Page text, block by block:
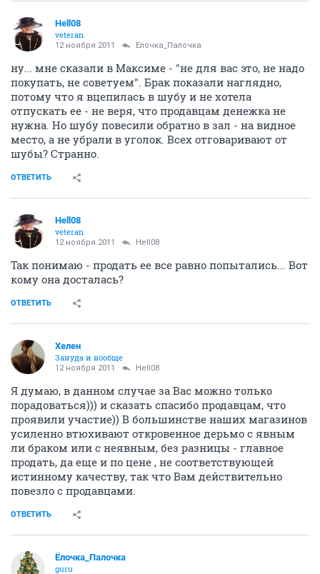
Hell08
veteran
12 ноября 2011 Ёлочка_Палочка
ну... мне сказали в Максиме - "не для вас это, не надо
покупать, не советуем". Брак показали наглядно,
потому что я вцепилась в шубу и не хотела
отпускать ее - не веря, что продавцам денежка не
нужна. Но шубу повесили обратно в зал - на видное
место, а не убрали в уголок. Всех отговаривают от
шубы? Странно.
ОТВЕТИТЬ
Hell08
veteran
12 ноября 2011 Hell08
Так понимаю - продать ее все равно попытались... Вот
кому она досталась?
ОТВЕТИТЬ
Хелен
Зануда и вообще
12 ноября 2011 Hell08
Я думаю, в данном случае за Вас можно только
порадоваться))) и сказать спасибо продавцам, что
проявили участие)) В большинстве наших магазинов
усиленно втюхивают откровенное дерьмо с явным
ли браком или с неявным, без разницы - главное
продать, да еще и по цене , не соответствующей
истинному качеству, так что Вам действительно
повезло с продавцами.
ОТВЕТИТЬ
Ёлочка_Палочка
guru